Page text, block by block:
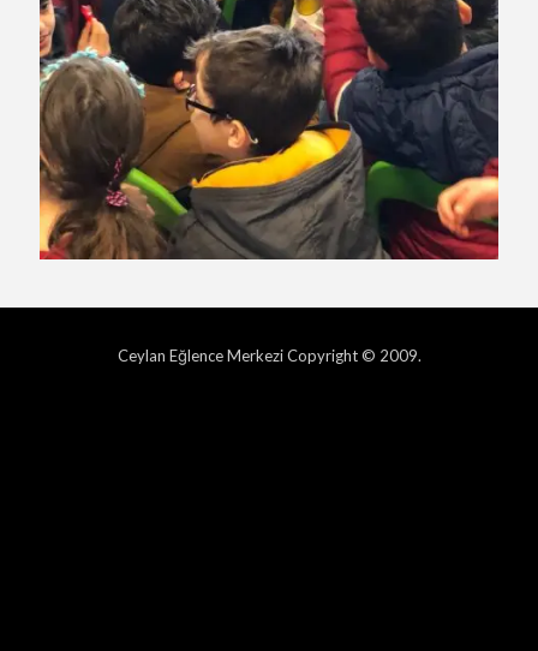
Ceylan Eğlence Merkezi Copyright © 2009.